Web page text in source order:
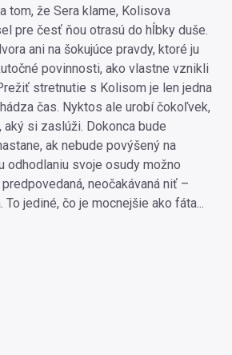
tom, že Sera klame, Kolisova
pre česť ňou otrasú do hĺbky duše.
ani na šokujúce pravdy, ktoré ju
povinnosti, ako vlastne vznikli
stretnutie s Kolisom je len jedna
čas. Nyktos ale urobí čokoľvek,
si zaslúži. Dokonca bude
ak nebude povýšený na
odhodlaniu svoje osudy možno
neočakávaná niť –
jediné, čo je mocnejšie ako fáta...